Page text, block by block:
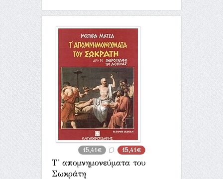
15,41€ 15,41€
Τ' απομνημονεύματα του
Σωκράτη